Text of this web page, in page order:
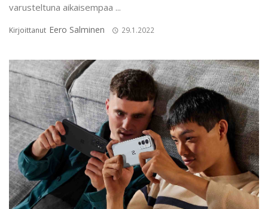
varusteltuna aikaisempaa ...
Kirjoittanut Eero Salminen 29.1.2022